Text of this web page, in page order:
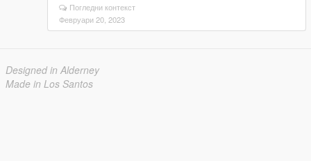
Погледни контекст
Февруари 20, 2023
Designed in Alderney
Made in Los Santos